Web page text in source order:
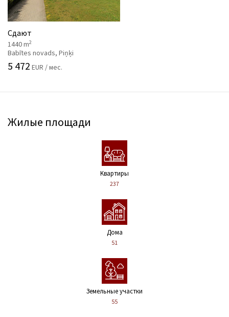
Сдают
1440 m2
Babītes novads, Piņķi
5 472 EUR / мес.
Жилые площади
Kвартиры
237
Дома
51
Земельные участки
55